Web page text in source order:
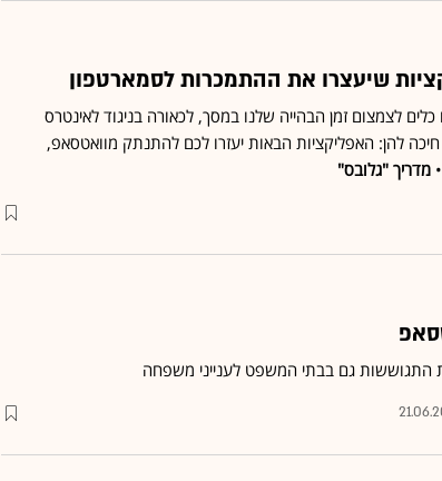
לצמצום זמן הבהייה שלנו במסך, לכאורה בניגוד לאינטרס
להן: האפליקציות הבאות יעזרו לכם להתנתק מוואטסאפ,
מדריך "גלובס"
התגוששות גם בבתי המשפט לענייני משפחה